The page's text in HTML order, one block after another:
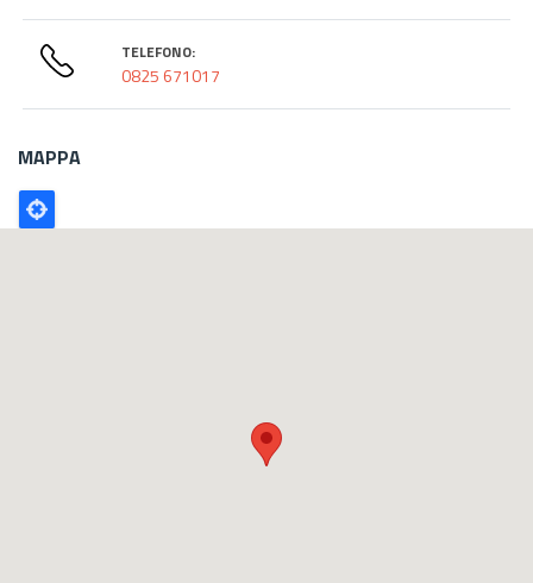
TELEFONO:
0825 671017
MAPPA
Poligono
GEO